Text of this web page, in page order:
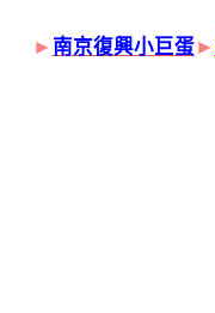
► 南京復興小巨蛋►